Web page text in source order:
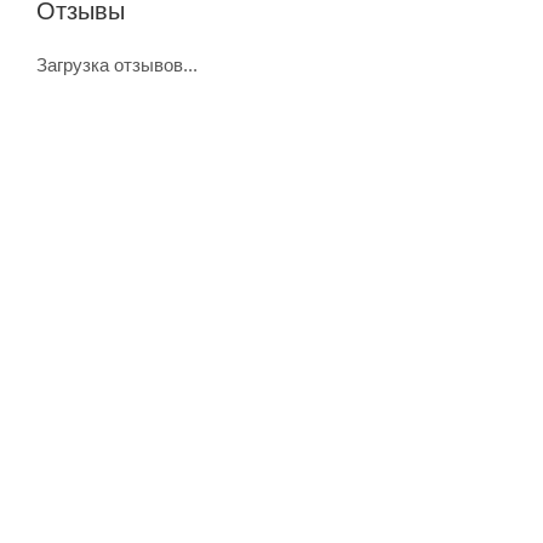
Отзывы
Загрузка отзывов...